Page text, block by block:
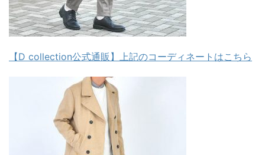
【D collection公式通販】上記のコーディネートはこちら